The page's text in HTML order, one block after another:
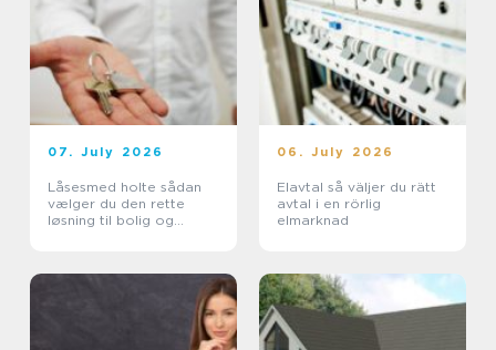
07. July 2026
Låsesmed holte sådan
vælger du den rette
løsning til bolig og
06. July 2026
Elavtal så väljer du rätt
avtal i en rörlig
elmarknad